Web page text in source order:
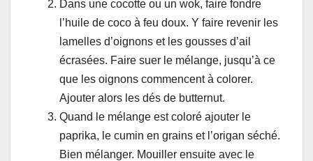
Dans une cocotte ou un wok, faire fondre
l’huile de coco à feu doux. Y faire revenir les
lamelles d’oignons et les gousses d’ail
écrasées. Faire suer le mélange, jusqu’à ce
que les oignons commencent à colorer.
Ajouter alors les dés de butternut.
Quand le mélange est coloré ajouter le
paprika, le cumin en grains et l’origan séché.
Bien mélanger. Mouiller ensuite avec le